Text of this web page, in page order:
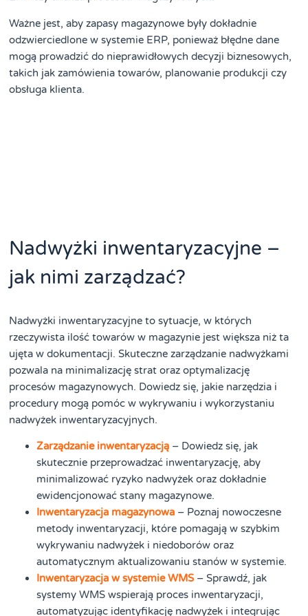
Ważne jest, aby zapasy magazynowe były dokładnie
odzwierciedlone w systemie ERP, ponieważ błędne dane
mogą prowadzić do nieprawidłowych decyzji biznesowych,
takich jak zamówienia towarów, planowanie produkcji czy
obsługa klienta.
Nadwyżki inwentaryzacyjne –
jak nimi zarządzać?
Nadwyżki inwentaryzacyjne to sytuacje, w których
rzeczywista ilość towarów w magazynie jest większa niż ta
ujęta w dokumentacji. Skuteczne zarządzanie nadwyżkami
pozwala na minimalizację strat oraz optymalizację
procesów magazynowych. Dowiedz się, jakie narzędzia i
procedury mogą pomóc w wykrywaniu i wykorzystaniu
nadwyżek inwentaryzacyjnych.
Zarządzanie inwentaryzacją – Dowiedz się, jak
skutecznie przeprowadzać inwentaryzację, aby
minimalizować ryzyko nadwyżek oraz dokładnie
ewidencjonować stany magazynowe.
Inwentaryzacja magazynowa – Poznaj nowoczesne
metody inwentaryzacji, które pomagają w szybkim
wykrywaniu nadwyżek i niedoborów oraz
automatycznym aktualizowaniu stanów w systemie.
Inwentaryzacja w systemie WMS– Sprawdź, jak
systemy WMS wspierają proces inwentaryzacji,
automatyzując identyfikację nadwyżek i integrując